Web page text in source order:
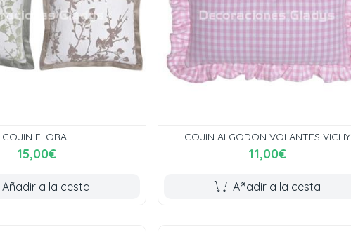
COJIN FLORAL
15,00€
Añadir a la cesta
COJIN ALGODON VOLANTES VICHY
11,00€
Añadir a la cesta